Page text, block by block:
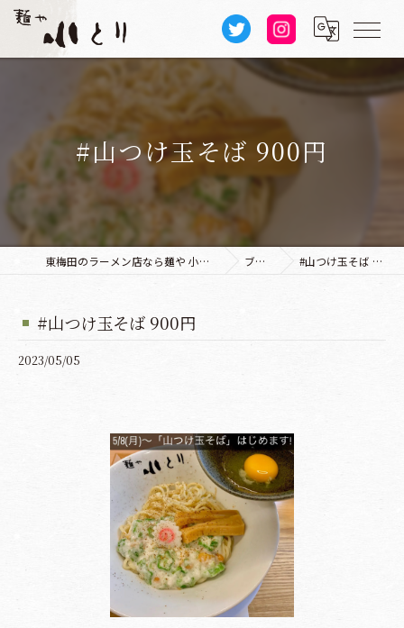
#山つけ玉そば 900円
東梅田のラーメン店なら麺や 小とり 本店 ブログ #山つけ玉そば 900円
#山つけ玉そば 900円
2023/05/05